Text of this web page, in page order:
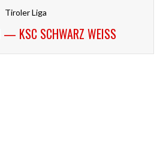
Tiroler Liga
— KSC SCHWARZ WEISS